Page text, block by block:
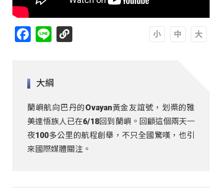
Facebook
Line
大綱
蘭嶼航向巴丹的Ovayan黃金友誼號，划槳的雅
美達悟族人已在6/18回到蘭嶼。回顧這個兩天一
夜100多公里的航程創舉，不只全國驚嘆，也引
來國際媒體關注。